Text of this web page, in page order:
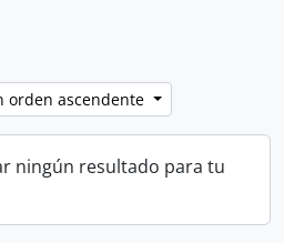
orden ascendente
ningún resultado para tu